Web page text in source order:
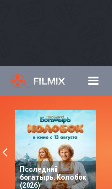
Последний
богатырь. Колобок
(2026)